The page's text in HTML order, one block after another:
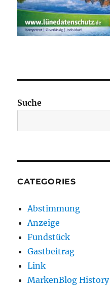
Suche
CATEGORIES
Abstimmung
Anzeige
Fundstück
Gastbeitrag
Link
MarkenBlog History